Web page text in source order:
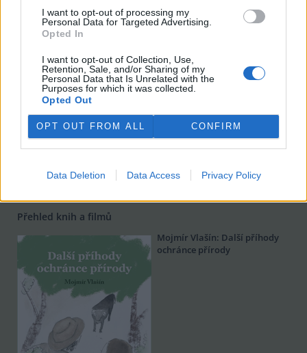
I want to opt-out of processing my
Personal Data for Targeted Advertising.
Opted In
I want to opt-out of Collection, Use,
Retention, Sale, and/or Sharing of my
Personal Data that Is Unrelated with the
Purposes for which it was collected.
Opted Out
OPT OUT FROM ALL CONFIRM
Data Deletion Data Access Privacy Policy
Květen 2013: Co si na Ekolistu nepřečtete (pokud si to
sami nenapíšete)
Milé čtenářky a milí čtenáři,
Únor 2013 na Ekolistu: Dočasný konec diskuzí a
poděkování dárcům
8.3.2013
Milé čtenářky a milí čtenáři,
|2|3|4|»
Přehled knih a filmů
Mojmír Vlašín: Další příhody
ochránce přírody